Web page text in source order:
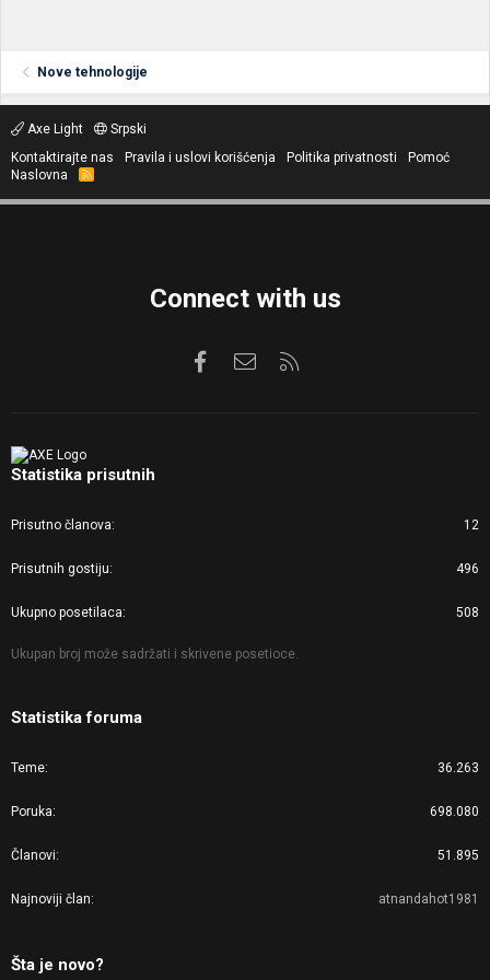
Nove tehnologije
Axe Light
Srpski
Kontaktirajte nas
Pravila i uslovi korišćenja Politika privatnosti
Pomoć
Naslovna
R
S
Connect with us
FacebookKontaktirajte nas
Statistika prisutnih
Prisutno članova 12
Prisutnih gostiju 496
Ukupno posetilaca 508
Ukupan broj može sadržati i skrivene posetioce.
Statistika foruma
Teme 36.263
Poruka 698.080
Članovi 51.895
Najnoviji član atnandahot1981
Šta je novo?